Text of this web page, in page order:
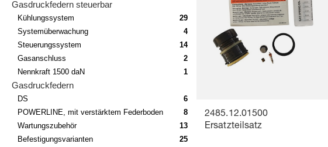
Gasdruckfedern steuerbar
Kühlungssystem
29
Systemüberwachung
4
Steuerungssystem
14
Gasanschluss
2
Nennkraft 1500 daN
1
Gasdruckfedern
DS
6
POWERLINE, mit verstärktem Federboden
8
Wartungszubehör
13
Befestigungsvarianten
25
2485.12.01500
Ersatzteilsatz